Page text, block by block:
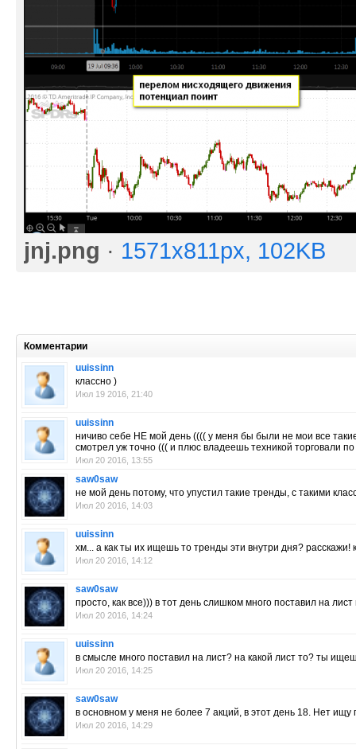
jnj.png · 1571x811px, 102KB
Комментарии
uuissinn
классно )
Июл 19 2016, 21:40
uuissinn
ничиво себе НЕ мой день (((( у меня бы были не мои все
смотрел уж точно ((( и плюс владеешь техникой торговали
Июл 20 2016, 13:55
saw0saw
не мой день потому, что упустил такие тренды, с такими
Июл 20 2016, 14:03
uuissinn
хм... а как ты их ищешь то тренды эти внутри дня? расскажи!
Июл 20 2016, 14:12
saw0saw
просто, как все))) в тот день слишком много поставил на
Июл 20 2016, 14:24
uuissinn
в смысле много поставил на лист? на какой лист то? ты
Июл 20 2016, 14:25
saw0saw
в основном у меня не более 7 акций, в этот день 18. Нет
Июл 20 2016, 14:29